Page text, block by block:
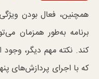
برنامه به‌طور همزمان
کند. نکته مهم دیگر،
که با اجرای پردازش‌های